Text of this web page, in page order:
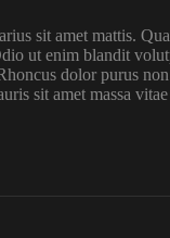
sit amet mattis.
ut enim blandit
dolor purus
sit amet massa